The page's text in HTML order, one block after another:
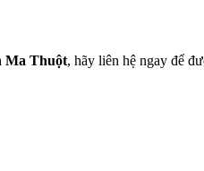
Ma Thuột, hãy liên hệ ngay để